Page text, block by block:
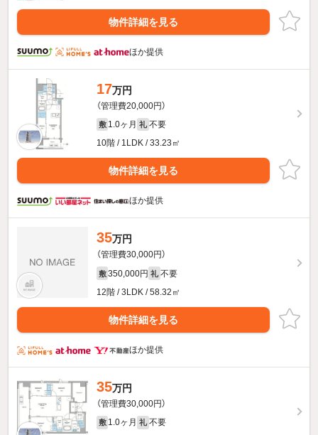
物件詳細を見る
ほか提供
17万円
（管理費20,000円）
敷 1.0ヶ月 礼 不要
10階 / 1LDK / 33.23㎡
物件詳細を見る
ほか提供
35万円
（管理費30,000円）
敷 350,000円 礼 不要
12階 / 3LDK / 58.32㎡
物件詳細を見る
ほか提供
35万円
（管理費30,000円）
敷 1.0ヶ月 礼 不要